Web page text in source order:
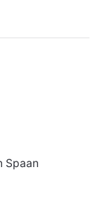
Spaan